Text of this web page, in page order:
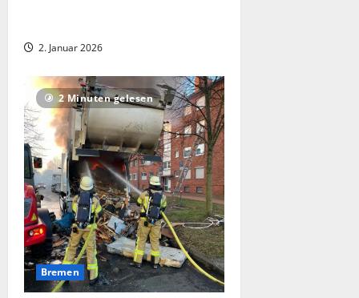
2. Januar 2026
2 Minuten gelesen
Bremen